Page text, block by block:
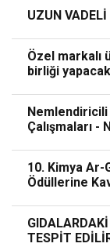
UZUN
Özel markalı
birliği yapacak
Çalışmaları -
10. Kimya Ar-
Ödüllerine
TESPİT